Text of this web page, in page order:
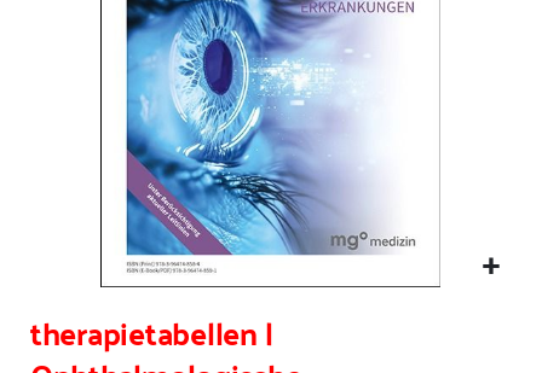
therapietabellen |